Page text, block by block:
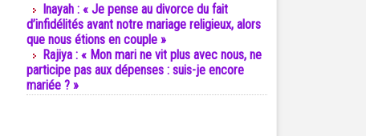
Inayah : « Je pense au divorce du fait
d’infidélités avant notre mariage religieux, alors
que nous étions en couple »
Rajiya : « Mon mari ne vit plus avec nous, ne
participe pas aux dépenses : suis-je encore
mariée ? »